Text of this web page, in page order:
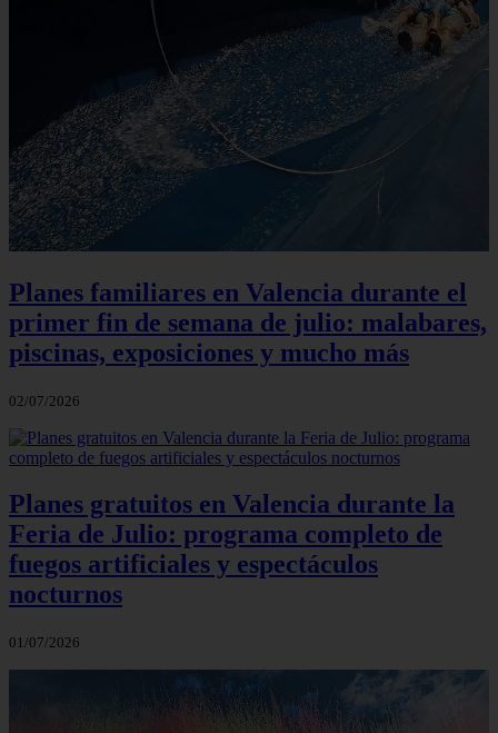
Planes familiares en Valencia durante el
primer fin de semana de julio: malabares,
piscinas, exposiciones y mucho más
02/07/2026
Planes gratuitos en Valencia durante la
Feria de Julio: programa completo de
fuegos artificiales y espectáculos
nocturnos
01/07/2026